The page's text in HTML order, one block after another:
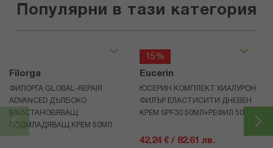
Популярни в тази категория
Filorga
ФИЛОРГА GLOBAL-REPAIR
ADVANCED ДЪЛБОКО
ВЪЗСТАНОВЯВАЩ
ПОДМЛАДЯВАЩ КРЕМ 50МЛ
15%
Eucerin
ЮСЕРИН КОМПЛЕКТ ХИАЛУРОН
ФИЛЪР ЕЛАСТИСИТИ ДНЕВЕН
КРЕМ SPF30 50МЛ+РЕФИЛ 50МЛ
42,24 € / 82.61 лв.